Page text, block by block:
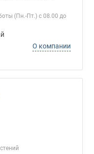
(Пн.-Пт.) с 08.00 до
О компании